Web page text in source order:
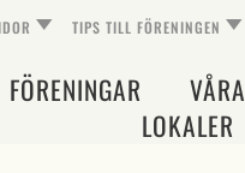
TIPS TILL FÖRENINGEN
FÖRENINGAR
VÅRA
LOKALER